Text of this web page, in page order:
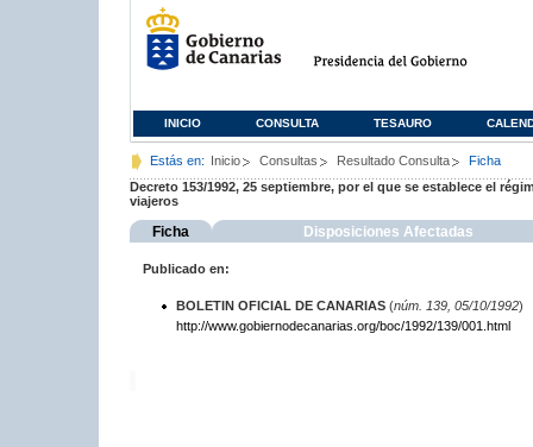
INICIO CONSULTA TESAURO
Estás en: Inicio Consultas Resultado Consulta
Ficha
Decreto 153/1992, 25 septiembre, por el que se establece el
viajeros
Ficha Disposiciones Afectadas
Publicado en:
BOLETIN OFICIAL DE CANARIAS(núm. 139, 05/10/1992)
http://www.gobiernodecanarias.org/boc/1992/139/001.html